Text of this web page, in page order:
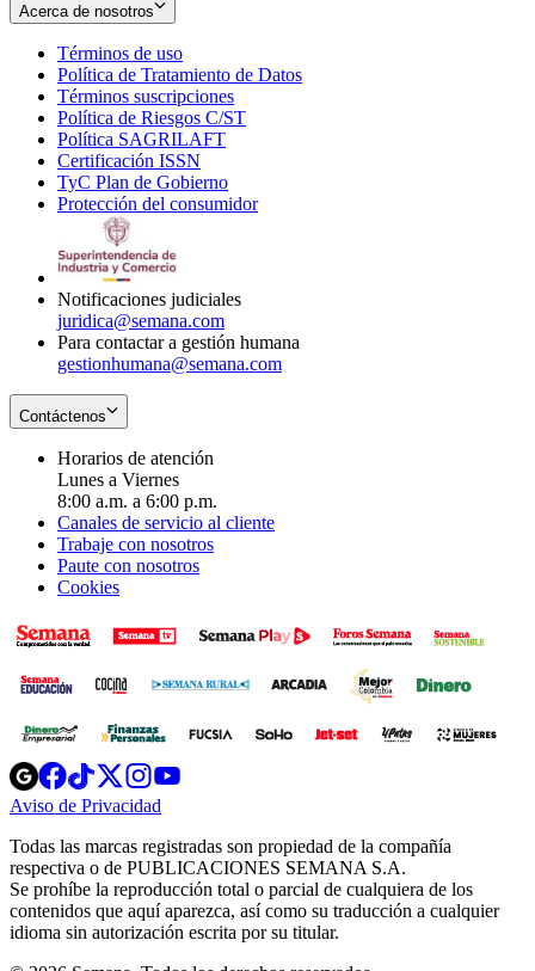
Acerca de nosotros
Términos de uso
in
new
window
Política de Tratamiento de Datos
Términos suscripciones
in
Política de Riesgos C/ST
Política SAGRILAFT
new
window
Certificación ISSN
in
new
TyC Plan de Gobierno
in
Protección del consumidorOpens
Notificaciones judiciales
juridica@semana.com
Para contactar a gestión humana
gestionhumana@semana.com
Contáctenos
Horarios de atención
Lunes a Viernes
8:00 a.m. a 6:00 p.m.
Canales de servicio al cliente
Trabaje con nosotros
Paute con nosotros
Cookies
Opens
in
new
Opens
in
new
Opens
in
new
window
Opens
new
windowwindow
Aviso de Privacidad
new
window
Todas las marcas registradas son propiedad de la compañía
respectiva o de PUBLICACIONES SEMANA S.A.
Se prohíbe la reproducción total o parcial de cualquiera de los
contenidos que aquí aparezca, así como su traducción a cualquier
idioma sin autorización escrita por su titular.